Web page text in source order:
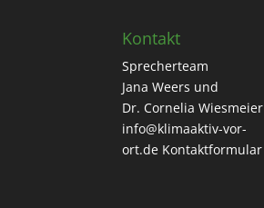
Kontakt
Sprecherteam
Jana Weers und
Dr. Cornelia Wiesmeier
info@klimaaktiv-vor-
ort.de Kontaktformular